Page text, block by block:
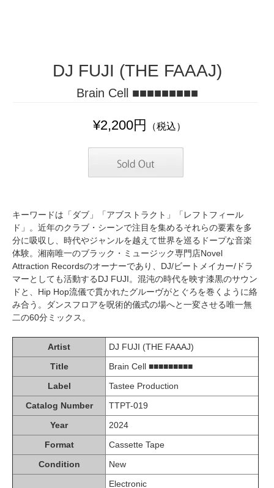
DJ FUJI (THE FAAAJ)
Brain Cell ■■■■■■■■■
¥2,200円 （税込）
キーワードは「ダブ」「アブストラクト」「レフトフィール
ド」。近年のクラブ・シーンで注目を集めるそれらの要素を多
分に吸収し、時代やジャンルを越えて世界を巡るドープな音楽
体験。湘南唯一のブラック・ミュージック専門店Novel
Attraction Recordsのオーナーであり、DJ/ビートメイカー/ドラ
マーとしても活動するDJ FUJI。混沌の時代を映す漆黒のサウン
ドと、Hip Hop流儀で貫かれたグルーヴがとぐろを巻くように絡
み合う。ダンスフロアを呪術的儀式の場へと一変させる唯一無
二の60分ミックス。
Artist
DJ FUJI (THE FAAAJ)
Title
Brain Cell ■■■■■■■■■
Label
Tastee Production
Catalog Number
TTPT-019
Year
2024
Format
Cassette Tape
Condition
New
Electronic